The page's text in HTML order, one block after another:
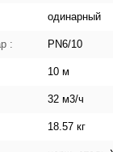
одинарный
: PN6/10
10 м
32 м3/ч
18.57 кг